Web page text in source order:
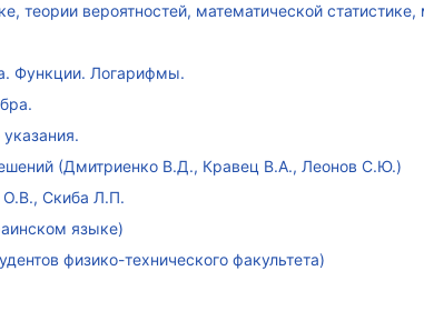
теории вероятностей, математической
Функции. Логарифмы.
(Дмитриенко В.Д., Кравец В.А., Леонов С.Ю.)
О.В., Скиба Л.П.
языке)
физико-технического факультета)